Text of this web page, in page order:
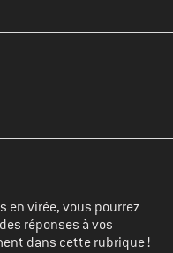
en virée, vous pourrez
réponses à vos
dans cette rubrique !